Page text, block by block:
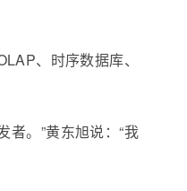
、时序数据库、
者。”黄东旭说：“我